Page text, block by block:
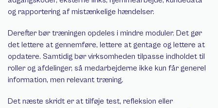
og rapportering af mistænkelige hændelser.
Derefter bør træningen opdeles i mindre moduler. Det gør
det lettere at gennemføre, lettere at gentage og lettere at
opdatere. Samtidig bør virksomheden tilpasse indholdet til
roller og afdelinger, så medarbejderne ikke kun får generel
information, men relevant træning.
Det næste skridt er at tilføje test, refleksion eller